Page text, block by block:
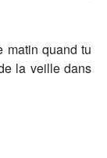
matin quand tu
la veille dans